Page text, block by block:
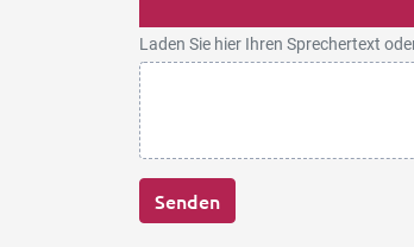
Laden Sie hier Ihren Sprechertext
Senden